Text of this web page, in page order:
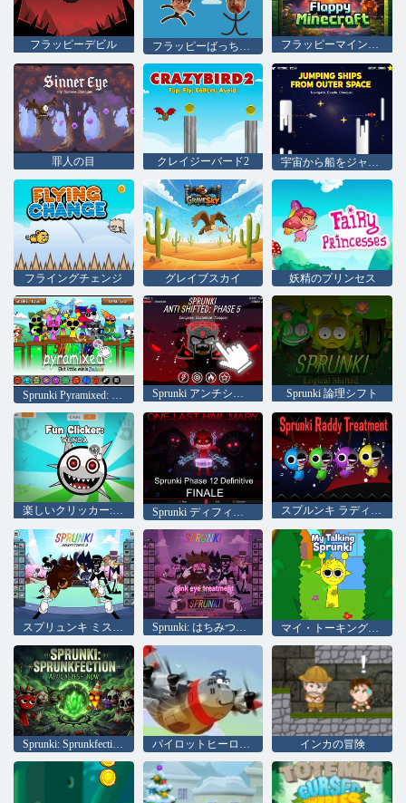
フラッピーデビル フラッピーマインクラフト
罪人の目 クレイジーバード2 宇宙から船をジャンプ
フライングチェンジ グレイブスカイ 妖精のプリンセス
Sprunki アンチシフト: フェーズ 5 Sprunki 論理シフト
楽しいクリッカー: ウェンダ スプルンキ ラディ トリートメント
スプリュンキ ミスフィットミックス 2 Sprunki: はちみつの治療 マイ・トーキング・スプランキ
Sprunki: Sprunkfection の黙示録が登場! パイロットヒーローズ インカの冒険